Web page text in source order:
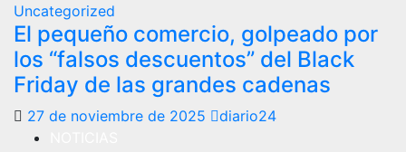
Uncategorized
El pequeño comercio, golpeado por
los “falsos descuentos” del Black
Friday de las grandes cadenas
27 de noviembre de 2025
diario24